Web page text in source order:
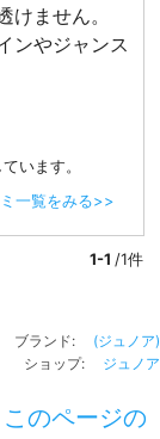
ません。
ンやジャンス
います。
一覧をみる>>
1-1 /1件
ブランド: (ジュノア)
ショップ: ジュノア
このページの